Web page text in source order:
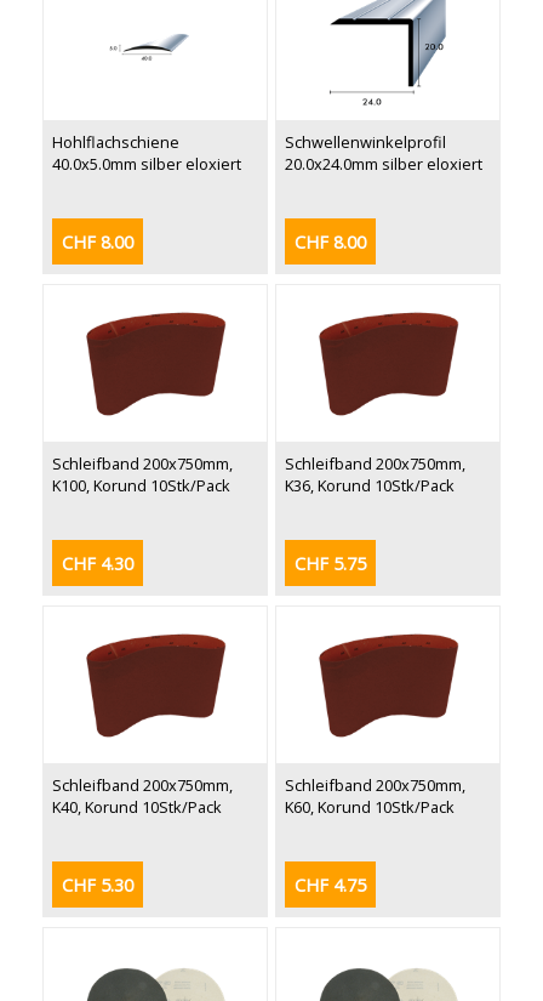
Hohlflachschiene
40.0x5.0mm silber eloxiert
CHF 8.00
Schwellenwinkelprofil
20.0x24.0mm silber eloxiert
CHF 8.00
Schleifband 200x750mm,
K100, Korund 10Stk/Pack
CHF 4.30
Schleifband 200x750mm,
K36, Korund 10Stk/Pack
CHF 5.75
Schleifband 200x750mm,
K40, Korund 10Stk/Pack
CHF 5.30
Schleifband 200x750mm,
K60, Korund 10Stk/Pack
CHF 4.75